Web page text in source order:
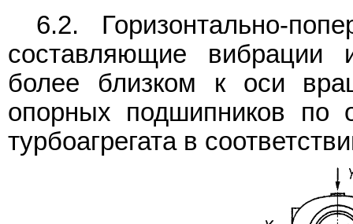
6.2. Горизонтально-
составляющие вибрации
более близком к оси
опорных подшипников по
турбоагрегата в